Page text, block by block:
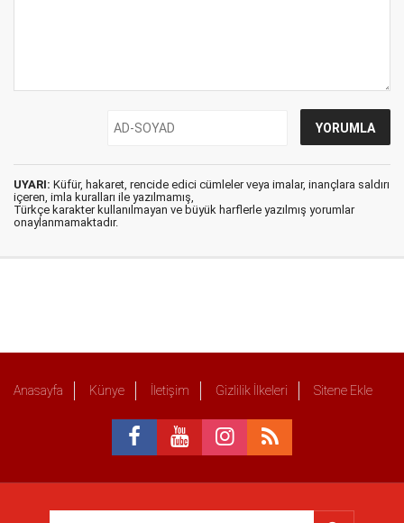
UYARI: Küfür, hakaret, rencide edici cümleler veya imalar, inançlara saldırı
içeren, imla kuralları ile yazılmamış,
Türkçe karakter kullanılmayan ve büyük harflerle yazılmış yorumlar
onaylanmamaktadır.
Anasayfa Künye İletişim Gizlilik İlkeleri Sitene Ekle